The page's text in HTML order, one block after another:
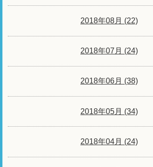
2018年08月 (22)
2018年07月 (24)
2018年06月 (38)
2018年05月 (34)
2018年04月 (24)